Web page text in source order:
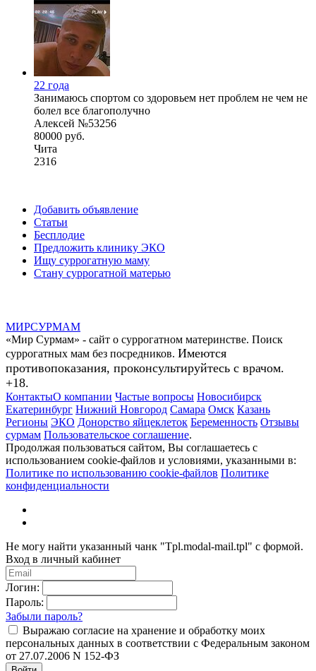
22 года
Занимаюсь спортом со здоровьем нет проблем не чем не
болел все благополучно
Алексей №53256
80000 руб.
Чита
2316
Добавить объявление
Статьи
Бесплодие
Предложить клинику ЭКО
Ищу суррогатную маму
Стану суррогатной матерью
МИРСУРМАМ
«Мир Сурмам» - сайт о суррогатном материнстве. Поиск
суррогатных мам без посредников. Имеются
противопоказания, проконсультируйтесь с врачом.
+18.
КонтактыО компании Частые вопросы Новосибирск
Екатеринбург Нижний Новгород Самара Омск Казань
Регионы ЭКО Донорство яйцеклеток Беременность Отзывы
сурмам Пользовательское соглашение.
Продолжая пользоваться сайтом, Вы соглашаетесь с
использованием cookie-файлов и условиями, указанными в:
Политике по использованию cookie-файлов Политике
конфиденциальности
Не могу найти указанный чанк "Tpl.modal-mail.tpl" с формой.
Вход в личный кабинет
Логин:
Пароль:
Забыли пароль?
Выражаю согласие на хранение и обработку моих
персональных данных в соответствии с Федеральным законом
от 27.07.2006 N 152-ФЗ